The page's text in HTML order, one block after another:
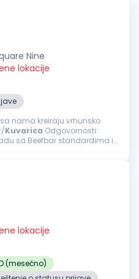
Nine
lokacije
nama kreiraju vrhunsko
/Kuvarica Odgovornosti:
sa Beefbar standardima i
lokacije
(mesečno)